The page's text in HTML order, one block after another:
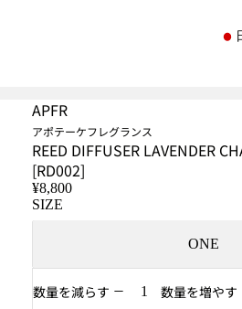
APFR
アポテーケフレグランス
REED DIFFUSER LAVENDER
[RD002]
¥8,800
SIZE
ONE
数量を減らす 数量を増やす